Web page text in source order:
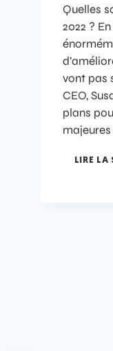
Quelles
2022 ?
vont pas
CEO,
plans
LIRE LA